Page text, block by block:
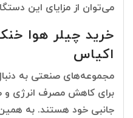
می‌توان از مزایای این
خرید چیلر هوا
اکیاس
مجموعه‌های صنعتی به
برای کاهش مصرف انرژی و
جانبی خود هستند. به همین